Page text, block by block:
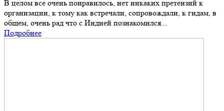
В целом все очень понравилось, нет никаких претензий к
организации, к тому как встречали, сопровождали, к гидам, в
общем, очень рад что с Индией познакомился...
Подробнее